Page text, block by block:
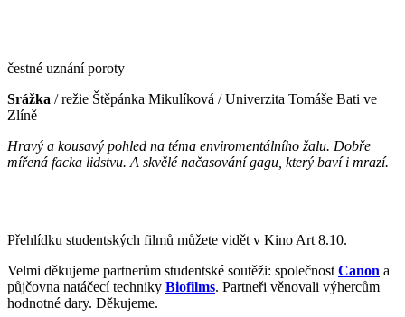
čestné uznání poroty
Srážka / režie Štěpánka Mikulíková / Univerzita Tomáše Bati ve
Zlíně
Hravý a kousavý pohled na téma enviromentálního žalu. Dobře
mířená facka lidstvu. A skvělé načasování gagu, který baví i mrazí.
Přehlídku studentských filmů můžete vidět v Kino Art 8.10.
Velmi děkujeme partnerům studentské soutěži: společnost Canon a
půjčovna natáčecí techniky Biofilms. Partneři věnovali výhercům
hodnotné dary. Děkujeme.